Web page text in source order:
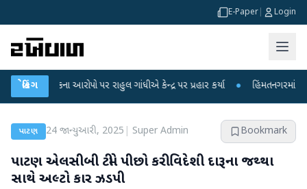
E-Paper Login
બ્રેકિંગ
લીકના આરોપો પર રાહુલ ગાંધીએ કેન્દ્ર પર પ્રહાર કર્યા ● હિંમતનગરમાં રહસ્યમય
પાટણ 24 જાન્યુઆરી, 2025 Super Admin Bookmark
પાટણ એલસીબી ટીમે પીછો કરી વિદેશી દારૂના જથ્થા
સાથે અલ્ટો કાર ઝડપી